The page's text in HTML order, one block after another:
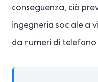
conseguenza, ciò
ingegneria sociale a
da numeri di telefono